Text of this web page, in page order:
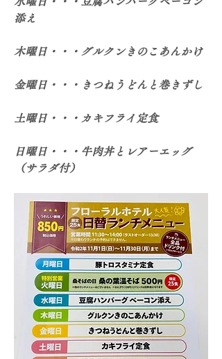
添え
木曜日・・・グルクンきのこあんかけ
金曜日・・・きつねうどんと巻きずし
土曜日・・・カキフライ定食
日曜日・・・牛肉丼とレアーエッグ
（サラダ付）